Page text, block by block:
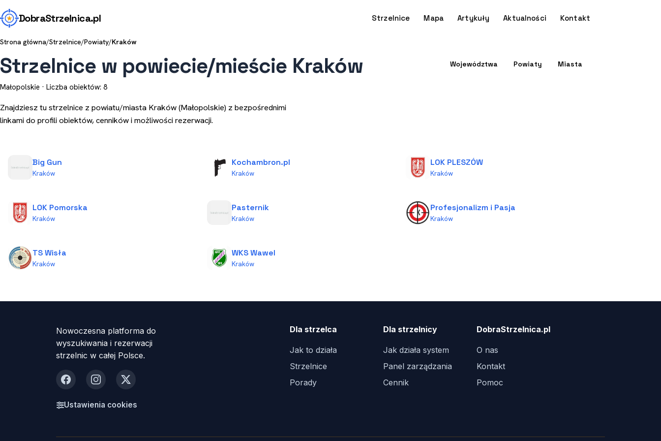
DobraStrzelnica.pl Strzelnice Mapa Artykuły Aktualności Kontakt
Strona główna/Strzelnice/Powiaty/Kraków
Strzelnice w powiecie/mieście Kraków
Małopolskie · Liczba obiektów: 8
Znajdziesz tu strzelnice z powiatu/miasta Kraków (Małopolskie) z bezpośrednimi
linkami do profili obiektów, cenników i możliwości rezerwacji.
Województwa Powiaty Miasta
Big Gun
Kraków
Kochambron.pl
Kraków
LOK PLESZÓW
Kraków
LOK Pomorska
Kraków
Pasternik
Kraków
Profesjonalizm i Pasja
Kraków
TS Wisła
Kraków
WKS Wawel
Kraków
Nowoczesna platforma do
wyszukiwania i rezerwacji
strzelnic w całej Polsce.
FacebookInstagram
X
Ustawienia cookies
Dla strzelca
Jak to działa
Strzelnice
Porady
Dla strzelnicy
Jak działa system
Panel zarządzania
Cennik
DobraStrzelnica.pl
O nas
Kontakt
Pomoc